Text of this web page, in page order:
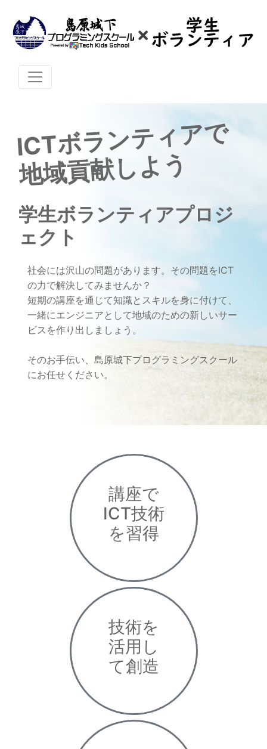
I
CT
ボ
ラ
ン
テ
ィ
ア
で
地
域
貢
献
し
よ
う
学生ボランティアプロジ
ェクト
社会には沢山の問題があります。その問題をICT
の力で解決してみませんか？
短期の講座を通じて知識とスキルを身に付けて、
一緒にエンジニアとして地域のための新しいサー
ビスを作り出しましょう。
そのお手伝い、島原城下プログラミングスクール
にお任せください。
講座で
ICT技術
を習得
技術を
活用し
て創造